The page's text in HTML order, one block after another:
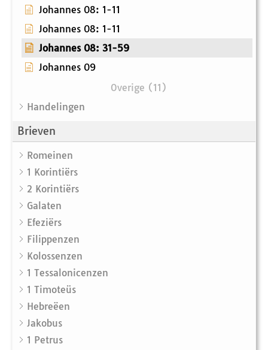
Johannes 08: 1-11
Johannes 08: 1-11
Johannes 08: 31-59
Johannes 09
Overige (11)
Handelingen
Brieven
Romeinen
1 Korintiërs
2 Korintiërs
Galaten
Efeziërs
Filippenzen
Kolossenzen
1 Tessalonicenzen
1 Timoteüs
Hebreëen
Jakobus
1 Petrus